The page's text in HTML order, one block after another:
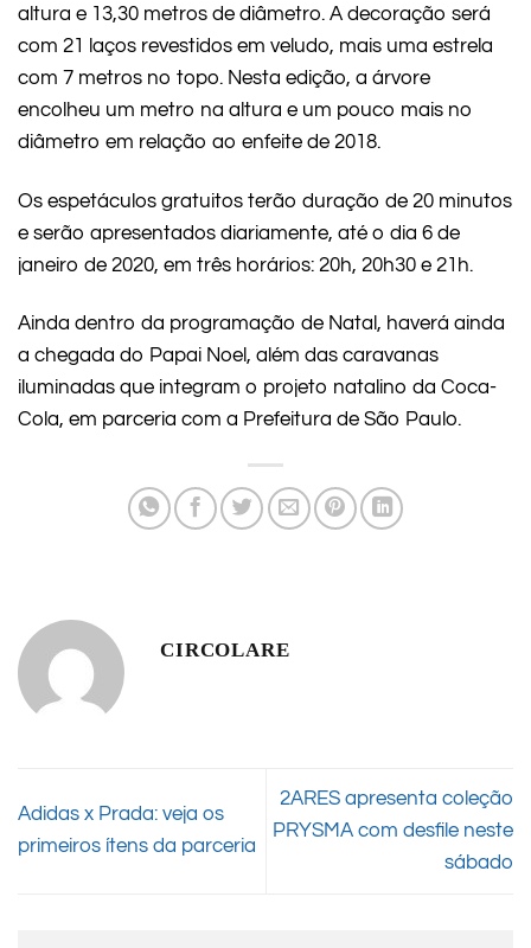
altura e 13,30 metros de diâmetro. A decoração será
com 21 laços revestidos em veludo, mais uma estrela
com 7 metros no topo. Nesta edição, a árvore
encolheu um metro na altura e um pouco mais no
diâmetro em relação ao enfeite de 2018.
Os espetáculos gratuitos terão duração de 20 minutos
e serão apresentados diariamente, até o dia 6 de
janeiro de 2020, em três horários: 20h, 20h30 e 21h.
Ainda dentro da programação de Natal, haverá ainda
a chegada do Papai Noel, além das caravanas
iluminadas que integram o projeto natalino da Coca-
Cola, em parceria com a Prefeitura de São Paulo.
CIRCOLARE
Adidas x Prada: veja os
primeiros ítens da parceria
2ARES apresenta coleção
PRYSMA com desfile neste
sábado